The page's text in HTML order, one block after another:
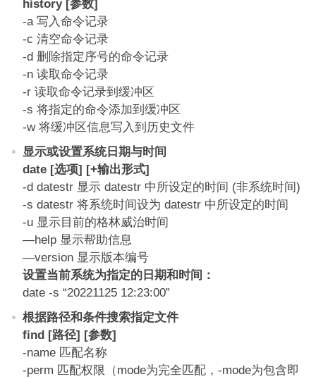
history [参数]
-a 写入命令记录
-c 清空命令记录
-d 删除指定序号的命令记录
-n 读取命令记录
-r 读取命令记录到缓冲区
-s 将指定的命令添加到缓冲区
-w 将缓冲区信息写入到历史文件
显示或设置系统日期与时间
date [选项] [+输出形式]
-d datestr 显示 datestr 中所设定的时间 (非系统时间)
-s datestr 将系统时间设为 datestr 中所设定的时间
-u 显示目前的格林威治时间
—help 显示帮助信息
—version 显示版本编号
设置当前系统为指定的日期和时间：
date -s “20221125 12:23:00”
根据路径和条件搜索指定文件
find [路径] [参数]
-name 匹配名称
-perm 匹配权限（mode为完全匹配，-mode为包含即